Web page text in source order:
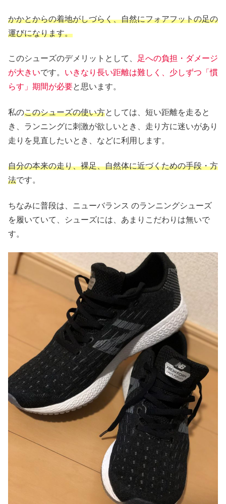
かかとからの着地がしづらく、自然にフォアフットの足の
運びになります。
このシューズのデメリットとして、 足への負担・ダメージ
が大きいです。 いきなり長い距離は難しく、少しずつ「慣
らす」期間が必要と思います。
私のこのシューズの使い方としては、短い距離を走ると
き、ランニングに刺激が欲しいとき、走り方に迷いがあり
走りを見直したいとき、などに利用します。
自分の本来の走り、裸足、自然体に近づくための手段・方
法です。
ちなみに普段は、ニューバランス のランニングシューズ
を履いていて、シューズには、あまりこだわりは無いで
す。